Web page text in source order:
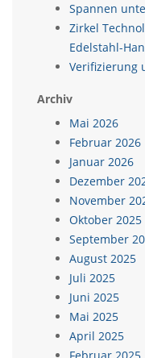
Spannen
Zirkel
Edelstahl-
Verifizierung
Archiv
Mai 2026
Februar 2026
Januar 2026
Dezember
November
Oktober 2025
September
August 2025
Juli 2025
Juni 2025
Mai 2025
April 2025